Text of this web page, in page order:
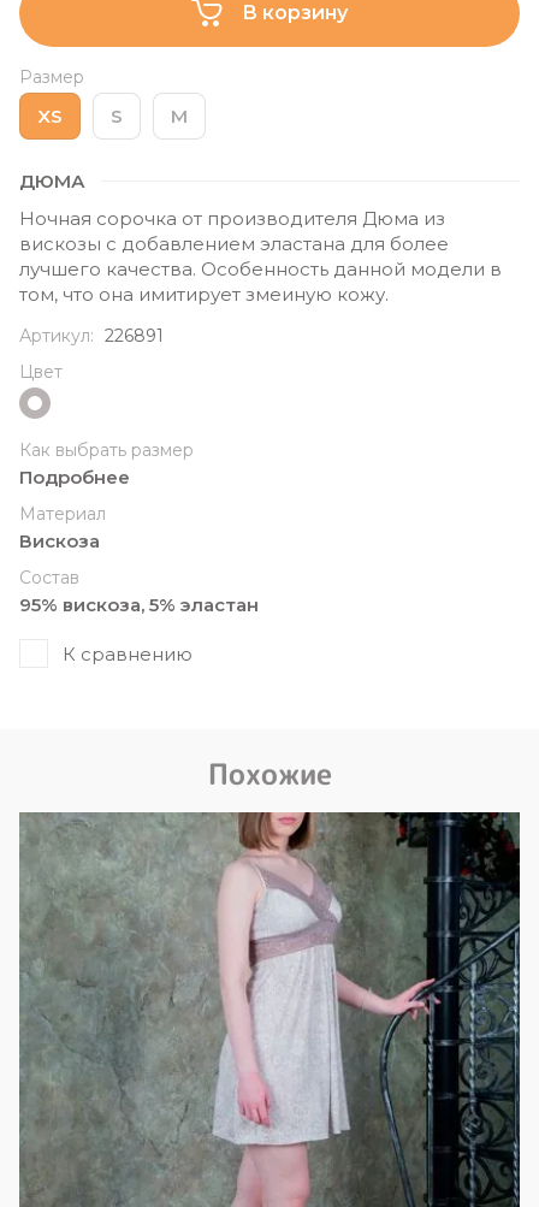
В корзину
Размер
XS S M
ДЮМА
Ночная сорочка от производителя Дюма из
вискозы с добавлением эластана для более
лучшего качества. Особенность данной модели в
том, что она имитирует змеиную кожу.
Артикул: 226891
Цвет
Как выбрать размер
Подробнее
Материал
Вискоза
Состав
95% вискоза, 5% эластан
К сравнению
Похожие